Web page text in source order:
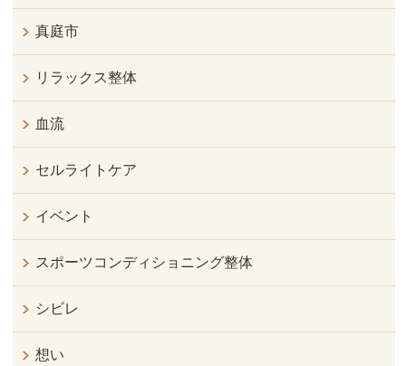
真庭市
リラックス整体
血流
セルライトケア
イベント
スポーツコンディショニング整体
シビレ
想い